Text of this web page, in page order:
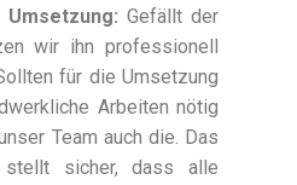
Gefällt der
wir ihn professionell
für die Umsetzung
Arbeiten nötig
Team auch die. Das
sicher, dass alle